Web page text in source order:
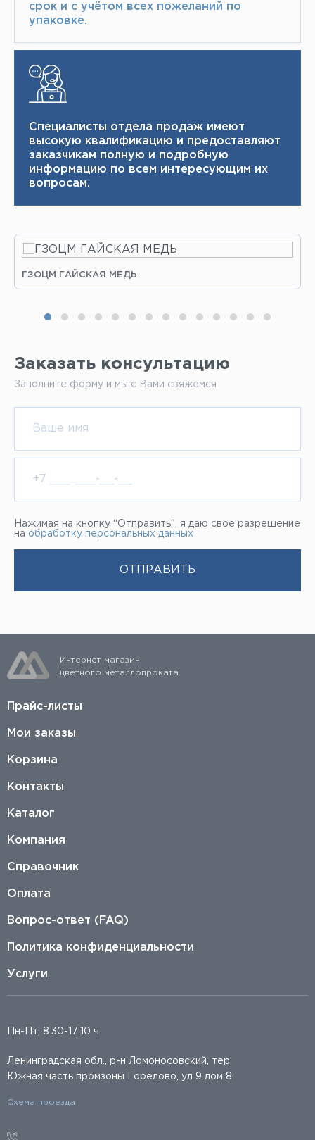
срок и с учётом всех пожеланий по
упаковке.​
Специалисты отдела продаж имеют
высокую квалификацию и ​ предоставляют
заказчикам полную и подробную
информацию по всем интересующим их
вопросам.
ГЗОЦМ ГАЙСКАЯ МЕДЬ
Заказать консультацию
Заполните форму и мы с Вами свяжемся
Нажимая на кнопку “Отправить”, я даю свое разрешение
на обработку персональных данных
Интернет магазин
цветного металлопроката
Прайс-листы
Мои заказы
Корзина
Контакты
Каталог
Компания
Справочник
Оплата
Вопрос-ответ (FAQ)
Политика конфиденциальности
Услуги
Пн-Пт, 8:30-17:10 ч
Ленинградская обл., р-н Ломоносовский, тер
Южная часть промзоны Горелово, ул 9 дом 8
Схема проезда